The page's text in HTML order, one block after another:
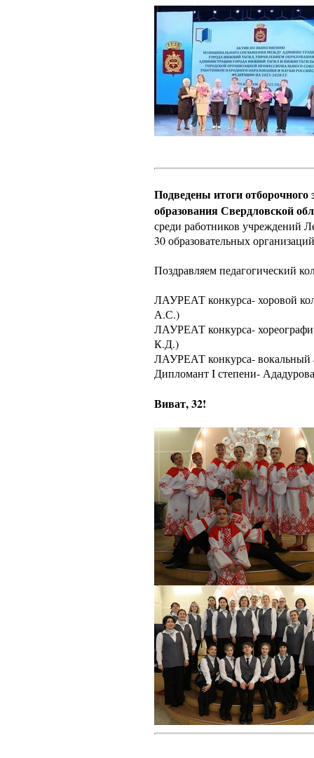
Подведены итоги
образования Свердловской
среди работников учреждений
30 образовательных
Поздравляем педагогический
ЛАУРЕАТ конкурса- хоровой
А.С.)
ЛАУРЕАТ конкурса-
К.Д.)
ЛАУРЕАТ конкурса- вокальный
Дипломант I степени-
Виват, 32!